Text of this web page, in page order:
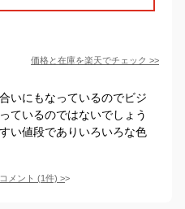
価格と在庫を楽天でチェック >>
いにもなっているのでビジ
ているのではないでしょう
い値段でありいろいろな色
メント (1件) >